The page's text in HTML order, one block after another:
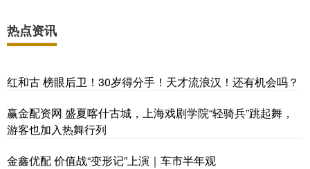
热点资讯
红和古 榜眼后卫！30岁得分手！天才流浪汉！还有机会吗？
赢金配资网 盛夏喀什古城，上海戏剧学院“轻骑兵”跳起舞，
游客也加入热舞行列
金鑫优配 价值战“变形记”上演｜车市半年观